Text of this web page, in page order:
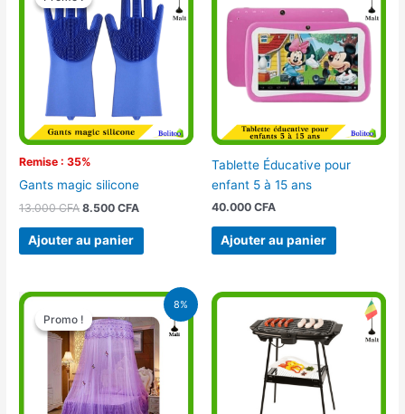
Remise : 35%
Gants magic silicone
13.000CFA
initial
était :
13.000 CFA.
8.500CFA
actuel
est :
8.500 CFA.
Ajouter au panier
Tablette Éducative pour
enfant 5 à 15 ans
40.000 CFA
Ajouter au panier
8%
Promo !
Promo !
Le
prix
initial
était :
16.900 CFA.
Le
prix
actuel
15.500 CFA.